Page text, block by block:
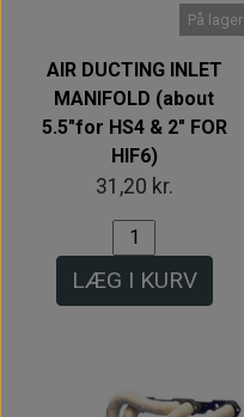
På lager
AIR DUCTING INLET
MANIFOLD (about
5.5"for HS4 & 2" FOR
HIF6)
31,20 kr.
LÆG I KURV